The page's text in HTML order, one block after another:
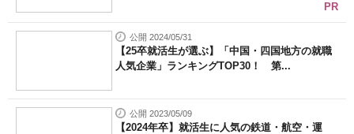
PR
公開 2024/05/31
【25卒就活生が選ぶ】「中国・四国地方の就職
人気企業」ランキングTOP30！ 第...
公開 2023/05/09
【2024年卒】就活生に人気の鉄道・航空・運